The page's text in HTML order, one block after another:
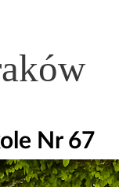
Nr 67